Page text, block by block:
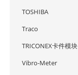
TOSHIBA
Traco
TRICONEX卡件模块
Vibro-Meter